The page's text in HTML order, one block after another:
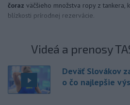
čoraz väčšieho množstva ropy z tankera,
blízkosti prírodnej rezervácie.
Videá a prenosy
Deväť Slovákov
o čo najlepšie